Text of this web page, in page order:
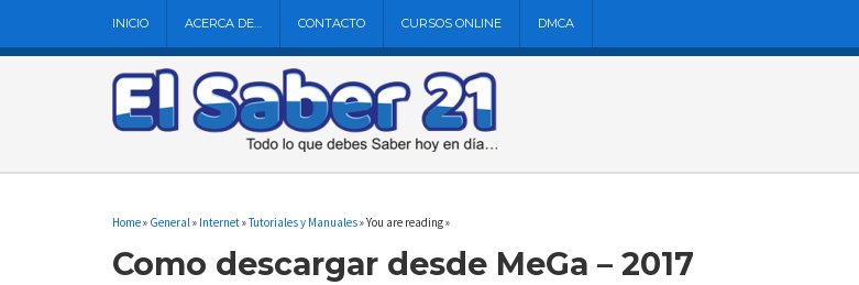
INICIO ACERCA DE… CONTACTO CURSOS ONLINE DMCA
Home» General» Internet»Tutoriales y Manuales» You are reading »
Como descargar desde MeGa – 2017